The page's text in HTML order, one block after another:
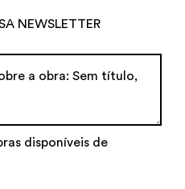
NEWSLETTER
disponíveis de